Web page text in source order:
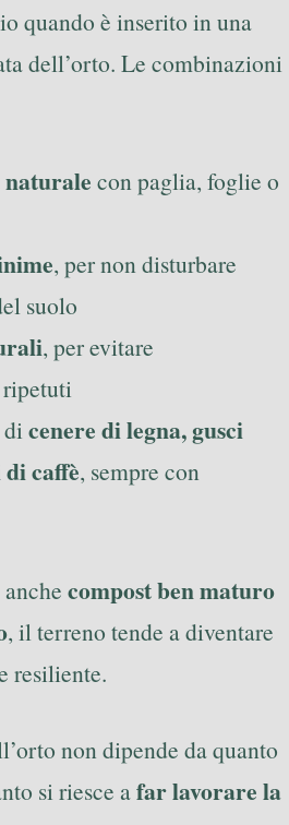
quando è inserito in una
dell’orto. Le combinazioni
con paglia, foglie o
, per non disturbare
suolo
, per evitare
cenere di legna, gusci
di caffè, sempre con
compost ben maturo
, il terreno tende a diventare
resiliente.
non dipende da quanto
si riesce afar lavorare la